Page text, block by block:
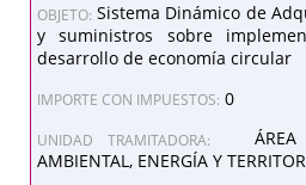
OBJETO: Sistema Dinámico de
y suministros sobre
desarrollo de economía circular
IMPORTE CON IMPUESTOS: 0
UNIDAD TRAMITADORA:
AMBIENTAL, ENERGÍA Y